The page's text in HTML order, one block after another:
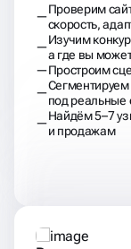
Проверим
скорость,
Изучим
а где вы
Простроим
под реальные
Найдём 5–7
и продажам